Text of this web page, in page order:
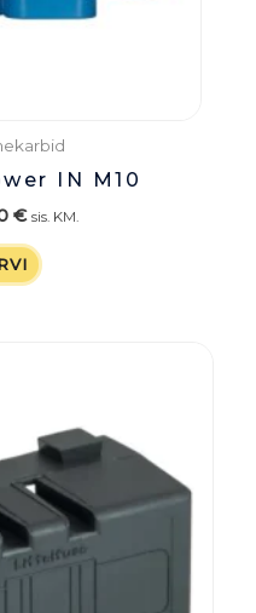
IN M10
€ sis. KM.